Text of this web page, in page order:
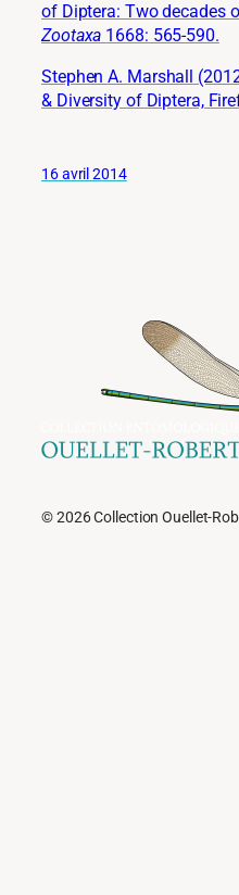
of Diptera: Two decades
Zootaxa 1668: 565-590.
Stephen A. Marshall
& Diversity of Diptera,
16 avril 2014
© 2026 Collection Ouellet-